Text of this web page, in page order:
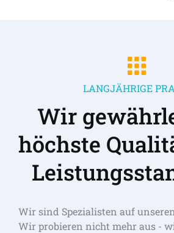
LANGJÄHRIGE
Wir
höchste
Wir sind Spezialisten auf
Wir probieren nicht mehr aus -